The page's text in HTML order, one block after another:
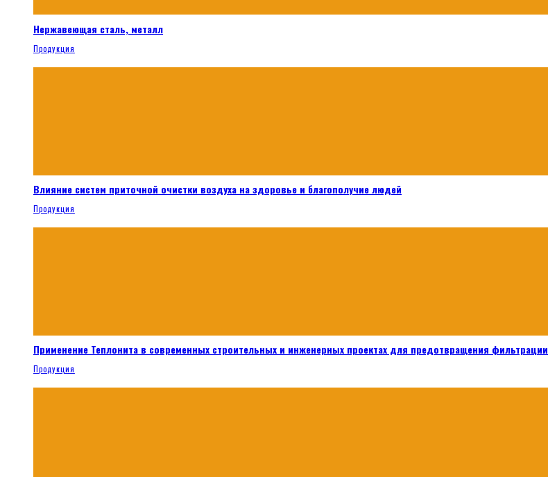
Нержавеющая сталь, металл
Продукция
Влияние систем приточной очистки воздуха на здоровье и благополучие людей
Продукция
Применение Теплонита в современных строительных и инженерных проектах для предотвращения фильтрации
Продукция